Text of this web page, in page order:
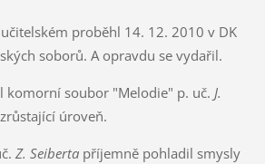
proběhl 14. 12. 2010 v DK
soborů. A opravdu se vydařil.
komorní soubor "Melodie" p. uč. J.
úroveň.
Z. Seibertapříjemně pohladil smysly